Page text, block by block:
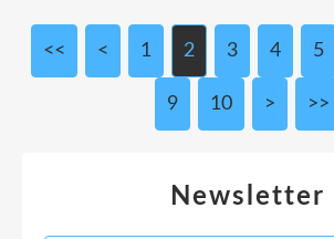
<< < 1 2 3 4 5
9 10 > >>
Newsletter